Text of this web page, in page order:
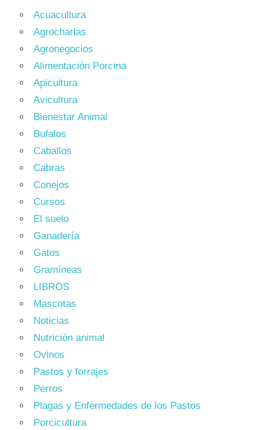
Acuacultura
Agrocharlas
Agronegocios
Alimentación Porcina
Apicultura
Avicultura
Bienestar Animal
Bufalos
Caballos
Cabras
Conejos
Cursos
El suelo
Ganadería
Gatos
Gramíneas
LIBROS
Mascotas
Noticias
Nutrición animal
Ovinos
Pastos y forrajes
Perros
Plagas y Enfermedades de los Pastos
Porcicultura